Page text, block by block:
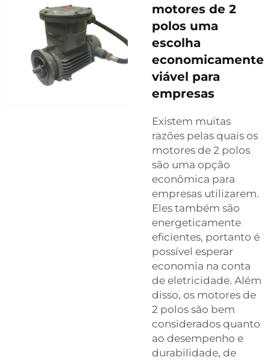
motores de 2
polos uma
escolha
economicamente
viável para
empresas
Existem muitas
razões pelas quais os
motores de 2 polos
são uma opção
econômica para
empresas utilizarem.
Eles também são
energeticamente
eficientes, portanto é
possível esperar
economia na conta
de eletricidade. Além
disso, os motores de
2 polos são bem
considerados quanto
ao desempenho e
durabilidade, de